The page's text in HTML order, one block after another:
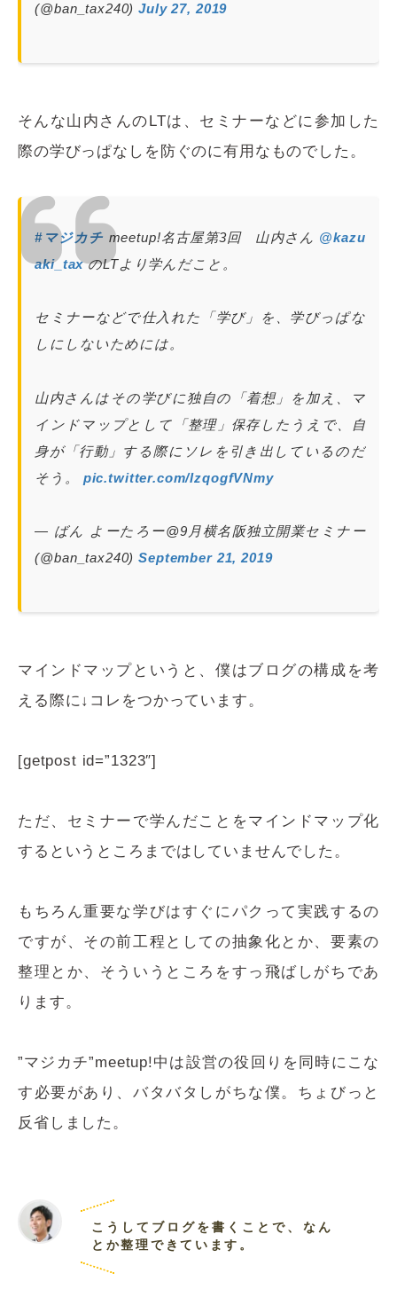
(@ban_tax240)July 27, 2019
そんな山内さんのLTは、セミナーなどに参加した
際の学びっぱなしを防ぐのに有用なものでした。
#マジカチ meetup!名古屋第3回 山内さん @kazu
aki_taxのLTより学んだこと。
セミナーなどで仕入れた「学び」を、学びっぱな
しにしないためには。
山内さんはその学びに独自の「着想」を加え、マ
インドマップとして「整理」保存したうえで、自
身が「行動」する際にソレを引き出しているのだ
そう。 pic.twitter.com/IzqogfVNmy
— ばん よーたろー@9月横名阪独立開業セミナー
(@ban_tax240)September 21, 2019
マインドマップというと、僕はブログの構成を考
える際に↓コレをつかっています。
[getpost id=”1323″]
ただ、セミナーで学んだことをマインドマップ化
するというところまではしていませんでした。
もちろん重要な学びはすぐにパクって実践するの
ですが、その前工程としての抽象化とか、要素の
整理とか、そういうところをすっ飛ばしがちであ
ります。
”マジカチ”meetup!中は設営の役回りを同時にこな
す必要があり、バタバタしがちな僕。ちょびっと
反省しました。
こうしてブログを書くことで、なん
とか整理できています。